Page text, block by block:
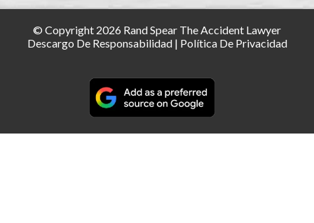
© Copyright 2026 Rand Spear The Accident Lawyer
Descargo De Responsabilidad| Política De Privacidad